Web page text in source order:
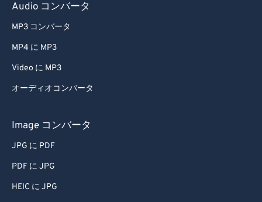
Audio コンバータ
MP3 コンバータ
MP4 に MP3
Video に MP3
オーディオコンバータ
Image コンバータ
JPG に PDF
PDF に JPG
HEIC に JPG